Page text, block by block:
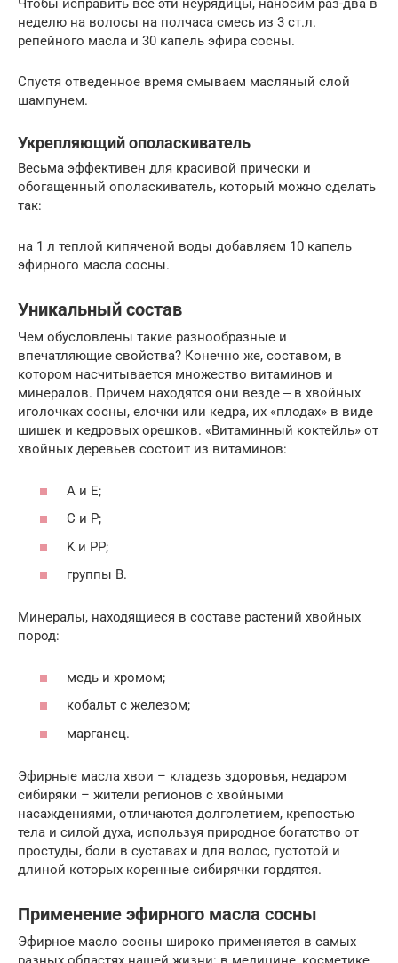
Чтобы исправить все эти неурядицы, наносим раз-два в
неделю на волосы на полчаса смесь из 3 ст.л.
репейного масла и 30 капель эфира сосны.
Спустя отведенное время смываем масляный слой
шампунем.
Укрепляющий ополаскиватель
Весьма эффективен для красивой прически и
обогащенный ополаскиватель, который можно сделать
так:
на 1 л теплой кипяченой воды добавляем 10 капель
эфирного масла сосны.
Уникальный состав
Чем обусловлены такие разнообразные и
впечатляющие свойства? Конечно же, составом, в
котором насчитывается множество витаминов и
минералов. Причем находятся они везде ‒ в хвойных
иголочках сосны, елочки или кедра, их «плодах» в виде
шишек и кедровых орешков. «Витаминный коктейль» от
хвойных деревьев состоит из витаминов:
A и E;
C и P;
K и PP;
группы B.
Минералы, находящиеся в составе растений хвойных
пород:
медь и хромом;
кобальт с железом;
марганец.
Эфирные масла хвои – кладезь здоровья, недаром
сибиряки – жители регионов с хвойными
насаждениями, отличаются долголетием, крепостью
тела и силой духа, используя природное богатство от
простуды, боли в суставах и для волос, густотой и
длиной которых коренные сибирячки гордятся.
Применение эфирного масла сосны
Эфирное масло сосны широко применяется в самых